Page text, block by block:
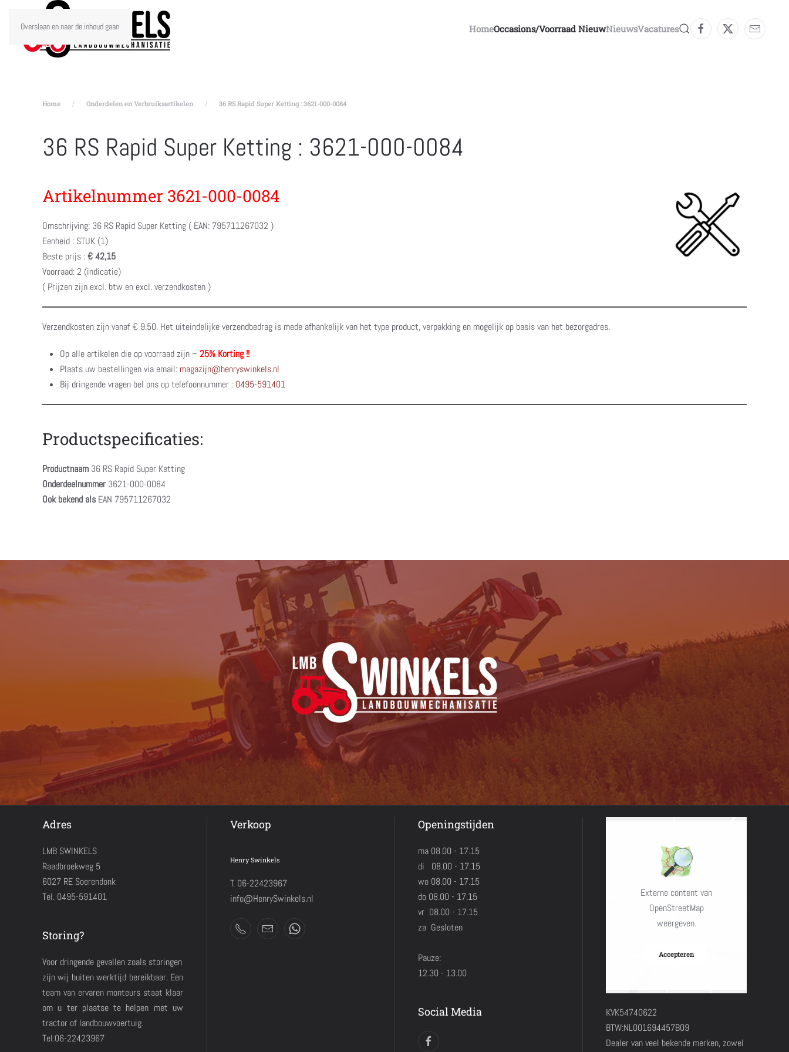
Overslaan en naar de inhoud gaan HomeOccasions/voorraad NieuwNieuwsVacatures
Home Onderdelen en Verbruiksartikelen 36 RS Rapid Super Ketting : 3621-000-0084
36 RS Rapid Super Ketting : 3621-000-0084
Artikelnummer 3621-000-0084
Omschrijving: 36 RS Rapid Super Ketting ( EAN: 795711267032 )
Eenheid : STUK (1)
Beste prijs :€ 42,15
Voorraad: 2 (indicatie)
( Prijzen zijn excl. btw en excl. verzendkosten )
Verzendkosten zijn vanaf € 9.50. Het uiteindelijke verzendbedrag is mede afhankelijk van het type product, verpakking en mogelijk op basis van het bezorgadres.
Op alle artikelen die op voorraad zijn – 25% Korting !!
Plaats uw bestellingen via email: magazijn@henryswinkels.nl
Bij dringende vragen bel ons op telefoonnummer : 0495-591401
Productspecificaties:
Productnaam 36 RS Rapid Super Ketting
Onderdeelnummer 3621-000-0084
Ook bekend als EAN 795711267032
Adres
LMB SWINKELS
Raadbroekweg 5
6027 RE Soerendonk
Tel. 0495-591401
Storing?
Voor dringende gevallen zoals storingen
zijn wij buiten werktijd bereikbaar. Een
team van ervaren monteurs staat klaar
om u ter plaatse te helpen met uw
tractor of landbouwvoertuig.
Tel:06-22423967
Verkoop
Henry Swinkels
T. 06-22423967
info@HenrySwinkels.nl
Openingstijden
ma 08.00 - 17.15
di 08.00 - 17.15
wo 08.00 - 17.15
do 08.00 - 17.15
vr 08.00 - 17.15
za Gesloten
Pauze:
12.30 - 13.00
Social Media
Externe content van
OpenStreetMap
weergeven.
Accepteren
KVK54740622
BTW:NL001694457B09
Dealer van veel bekende merken, zowel